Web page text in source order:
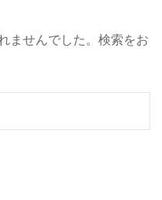
ませんでした。検索をお